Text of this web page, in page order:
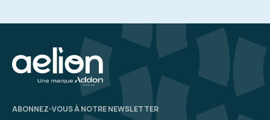
ABONNEZ-VOUS À NOTRE NEWSLETTER